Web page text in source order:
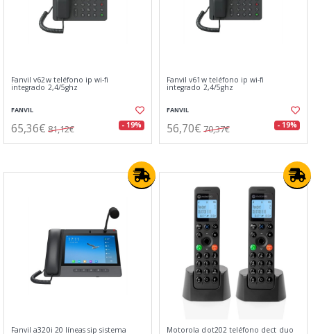
Fanvil v62w teléfono ip wi-fi
integrado 2,4/5ghz
FANVIL
65,36€ 81,12€ - 19%
Fanvil v61w teléfono ip wi-fi
integrado 2,4/5ghz
FANVIL
56,70€ 70,37€ - 19%
Fanvil a320i 20 líneas sip sistema Motorola dot202 teléfono dect duo